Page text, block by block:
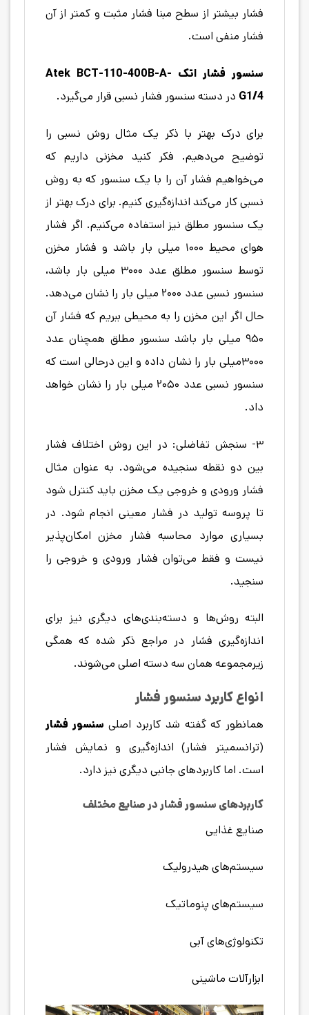
فشار بیشتر از سطح مبنا فشار مثبت و کمتر از آن
فشار منفی است.
سنسور فشار اتک Atek BCT-110-400B-A-
G1/4 در دسته سنسور فشار نسبی قرار می‌گیرد.
برای درک بهتر با ذکر یک مثال روش نسبی را
توضیح می‌دهیم. فکر کنید مخزنی داریم که
می‌خواهیم فشار آن را با یک سنسور که به روش
نسبی کار می‌کند اندازه‌گیری کنیم. برای درک بهتر از
یک سنسور مطلق نیز استفاده می‌کنیم. اگر فشار
هوای محیط ۱۰۰۰ میلی بار باشد و فشار مخزن
توسط سنسور مطلق عدد ۳۰۰۰ میلی بار باشد،
سنسور نسبی عدد ۲۰۰۰ میلی بار را نشان می‌دهد.
حال اگر این مخزن را به محیطی ببریم که فشار آن
۹۵۰ میلی بار باشد سنسور مطلق همچنان عدد
۳۰۰۰میلی بار را نشان داده و این درحالی است که
سنسور نسبی عدد ۲۰۵۰ میلی بار را نشان خواهد
داد.
۳- سنجش تفاضلی: در این روش اختلاف فشار
بین دو نقطه سنجیده می‌شود. به عنوان مثال
فشار ورودی و خروجی یک مخزن باید کنترل شود
تا پروسه تولید در فشار معینی انجام شود. در
بسیاری موارد محاسبه فشار مخزن امکان‌پذیر
نیست و فقط می‌توان فشار ورودی و خروجی را
سنجید.
البته روش‌ها و دسته‌بندی‌های دیگری نیز برای
اندازه‌گیری فشار در مراجع ذکر شده که همگی
زیرمجموعه همان سه دسته اصلی می‌شوند.
انواع کاربرد سنسور فشار
همانطور که گفته شد کاربرد اصلی سنسور فشار
(ترانسمیتر فشار) اندازه‌گیری و نمایش فشار
است. اما کاربردهای جانبی دیگری نیز دارد.
کاربردهای سنسور فشار در صنایع مختلف
صنایع غذایی
سیستم‌های هیدرولیک
سیستم‌های پنوماتیک
تکنولوژی‌های آبی
ابزارآلات ماشینی